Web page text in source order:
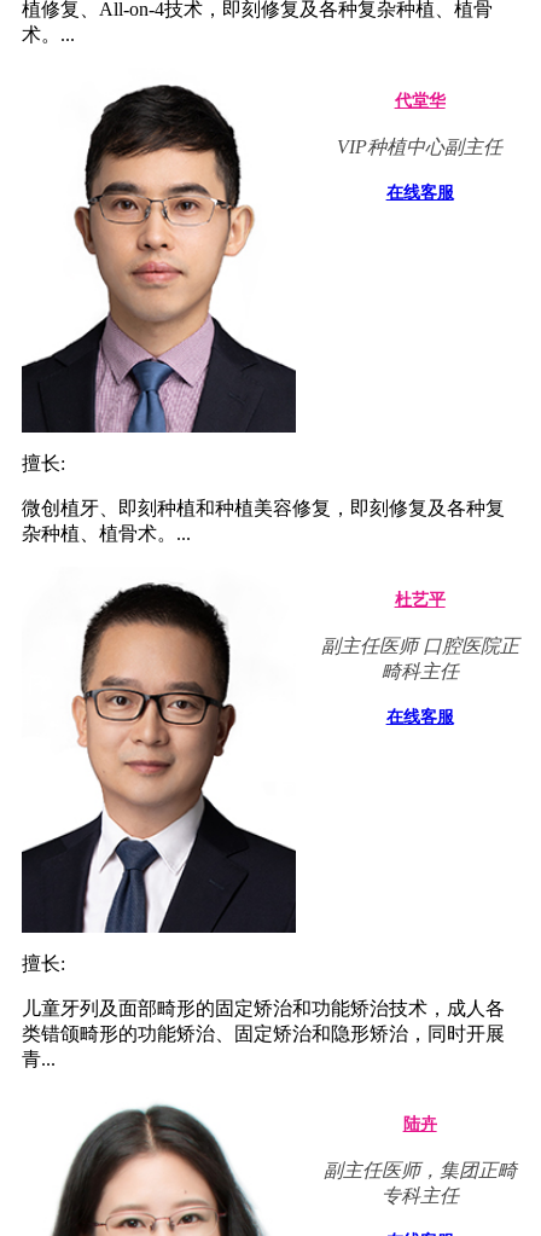
植修复、All-on-4技术，即刻修复及各种复杂种植、植骨
术。...
代堂华
VIP种植中心副主任
在线客服
擅长:
微创植牙、即刻种植和种植美容修复，即刻修复及各种复
杂种植、植骨术。...
杜艺平
副主任医师 口腔医院正
畸科主任
在线客服
擅长:
儿童牙列及面部畸形的固定矫治和功能矫治技术，成人各
类错颌畸形的功能矫治、固定矫治和隐形矫治，同时开展
青...
陆卉
副主任医师，集团正畸
专科主任